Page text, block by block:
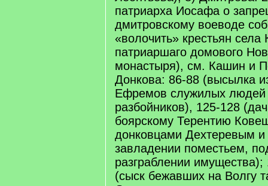
патриарха Иосафа о
дмитровскому воеводе
«волочить» крестьян
патриаршаго домового
монастыря), см. Кашин и
Донкова: 86-88 (высылка
Ефремов служилых людей
разбойников), 125-128
боярскому Терентию
донковцами Дехтеревым
завладении поместьем,
разграблении
(сыск бежавших на Волгу